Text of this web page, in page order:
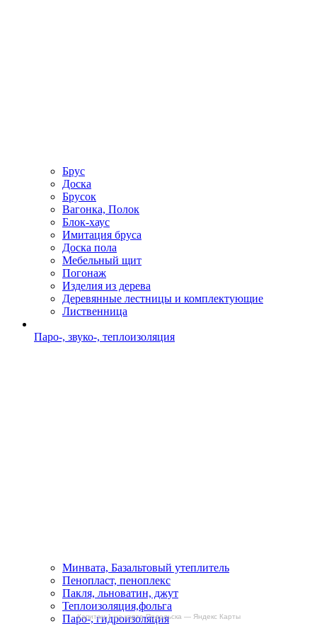
Капитан-1 на карте Подольска — Яндекс Карты
Брус
Доска
Брусок
Вагонка, Полок
Блок-хаус
Имитация бруса
Доска пола
Мебельный щит
Погонаж
Изделия из дерева
Деревянные лестницы и комплектующие
Лиственница
Паро-, звуко-, теплоизоляция
Минвата, Базальтовый утеплитель
Пенопласт, пеноплекс
Пакля, льноватин, джут
Теплоизоляция,фольга
Паро-, гидроизоляция